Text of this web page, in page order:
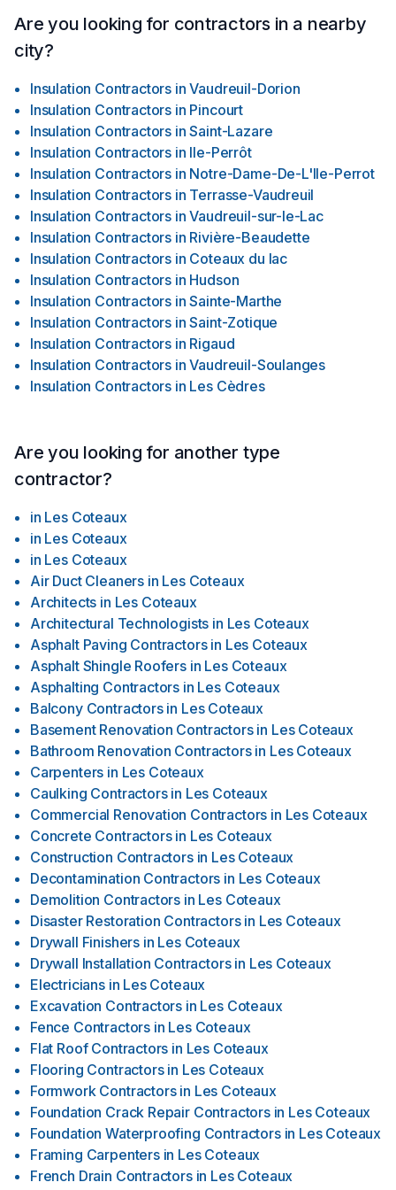
enjeux et de voir si notre approche correspond à vos
attentes.
Are you looking for contractors in a nearby
city?
Insulation Contractors in Vaudreuil-Dorion
Insulation Contractors in Pincourt
Insulation Contractors in Saint-Lazare
Insulation Contractors in Ile-Perrôt
Insulation Contractors in Notre-Dame-De-L'Ile-Perrot
Insulation Contractors in Terrasse-Vaudreuil
Insulation Contractors in Vaudreuil-sur-le-Lac
Insulation Contractors in Rivière-Beaudette
Insulation Contractors in Coteaux du lac
Insulation Contractors in Hudson
Insulation Contractors in Sainte-Marthe
Insulation Contractors in Saint-Zotique
Insulation Contractors in Rigaud
Insulation Contractors in Vaudreuil-Soulanges
Insulation Contractors in Les Cèdres
Are you looking for another type
contractor?
in Les Coteaux
in Les Coteaux
in Les Coteaux
Air Duct Cleaners in Les Coteaux
Architects in Les Coteaux
Architectural Technologists in Les Coteaux
Asphalt Paving Contractors in Les Coteaux
Asphalt Shingle Roofers in Les Coteaux
Asphalting Contractors in Les Coteaux
Balcony Contractors in Les Coteaux
Basement Renovation Contractors in Les Coteaux
Bathroom Renovation Contractors in Les Coteaux
Carpenters in Les Coteaux
Caulking Contractors in Les Coteaux
Commercial Renovation Contractors in Les Coteaux
Concrete Contractors in Les Coteaux
Construction Contractors in Les Coteaux
Decontamination Contractors in Les Coteaux
Demolition Contractors in Les Coteaux
Disaster Restoration Contractors in Les Coteaux
Drywall Finishers in Les Coteaux
Drywall Installation Contractors in Les Coteaux
Electricians in Les Coteaux
Excavation Contractors in Les Coteaux
Fence Contractors in Les Coteaux
Flat Roof Contractors in Les Coteaux
Flooring Contractors in Les Coteaux
Formwork Contractors in Les Coteaux
Foundation Crack Repair Contractors in Les Coteaux
Foundation Waterproofing Contractors in Les Coteaux
Framing Carpenters in Les Coteaux
French Drain Contractors in Les Coteaux